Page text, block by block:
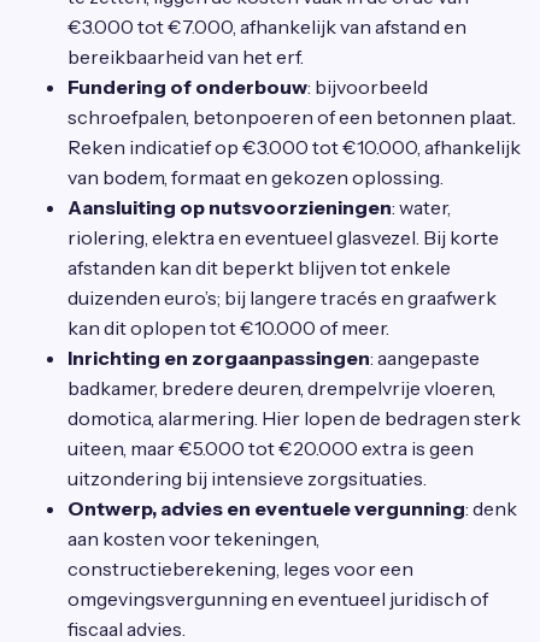
€3.000 tot €7.000, afhankelijk van afstand en
bereikbaarheid van het erf.
Fundering of onderbouw: bijvoorbeeld
schroefpalen, betonpoeren of een betonnen plaat.
Reken indicatief op €3.000 tot €10.000, afhankelijk
van bodem, formaat en gekozen oplossing.
Aansluiting op nutsvoorzieningen: water,
riolering, elektra en eventueel glasvezel. Bij korte
afstanden kan dit beperkt blijven tot enkele
duizenden euro’s; bij langere tracés en graafwerk
kan dit oplopen tot €10.000 of meer.
Inrichting en zorgaanpassingen: aangepaste
badkamer, bredere deuren, drempelvrije vloeren,
domotica, alarmering. Hier lopen de bedragen sterk
uiteen, maar €5.000 tot €20.000 extra is geen
uitzondering bij intensieve zorgsituaties.
Ontwerp, advies en eventuele vergunning: denk
aan kosten voor tekeningen,
constructieberekening, leges voor een
omgevingsvergunning en eventueel juridisch of
fiscaal advies.